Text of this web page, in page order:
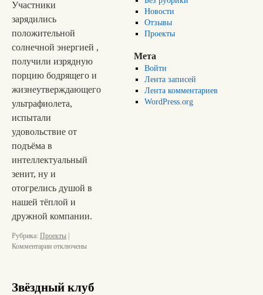
Участники
зарядились
положительной
солнечной энергией ,
получили изрядную
порцию бодрящего и
жизнеутверждающего
ультрафиолета,
испытали
удовольствие от
подъёма в
интеллектуальный
зенит, ну и
отогрелись душой в
нашей тёплой и
дружной компании.
Рубрика: Проекты
Комментарии отключены
Звёздный клуб
Новости
Отзывы
Проекты
Мета
Войти
Лента записей
Лента комментариев
WordPress.org